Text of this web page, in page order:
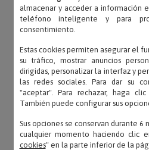
almacenar y acceder a información
teléfono inteligente y para
consentimiento.
Estas cookies permiten asegurar el
su tráfico, mostrar anuncios
dirigidas, personalizar la interfaz y
las redes sociales. Para dar su
"aceptar". Para rechazar, haga
También puede configurar sus
Sus opciones se conservan durante 6
cualquier momento haciendo clic
cookies" en la parte inferior de la